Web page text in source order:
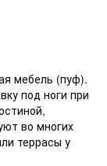
мебель (пуф).
под ноги при
во многих
террасы у